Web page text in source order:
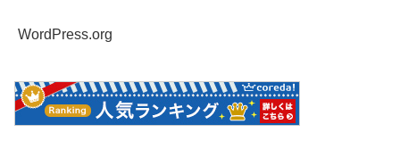
WordPress.org